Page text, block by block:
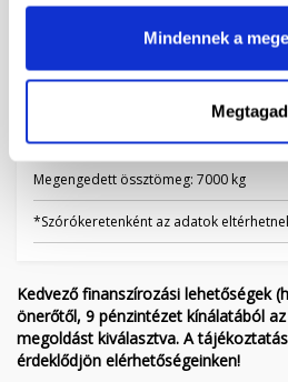
Mindennek a
Megtagad
Teljes hossz: 7000 mm
Nettó tömeg: 3500 kg
Megengedett össztömeg: 7000 kg
*Szórókeretenként az adatok
Kedvező finanszírozási lehetőségek
önerőtől, 9 pénzintézet kínálatából
megoldást kiválasztva. A
érdeklődjön elérhetőségeinken!